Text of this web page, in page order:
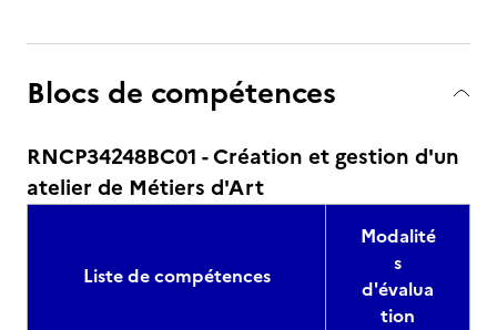
Blocs de compétences
RNCP34248BC01 - Création et gestion d'un
atelier de Métiers d'Art
Liste de compétences
Modalité
s
d'évalua
tion